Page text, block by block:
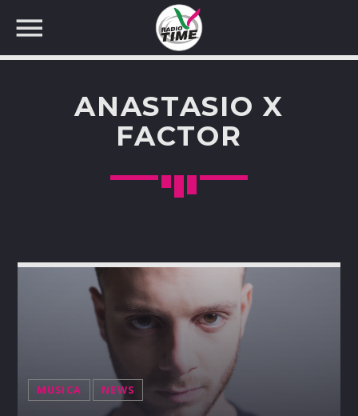
CERCA NEL SITO WEB:
ANASTASIO X
FACTOR
MUSICA NEWS